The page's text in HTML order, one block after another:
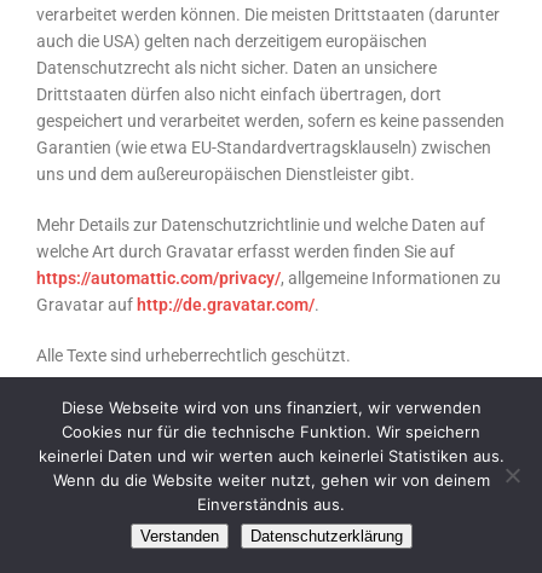
verarbeitet werden können. Die meisten Drittstaaten (darunter
auch die USA) gelten nach derzeitigem europäischen
Datenschutzrecht als nicht sicher. Daten an unsichere
Drittstaaten dürfen also nicht einfach übertragen, dort
gespeichert und verarbeitet werden, sofern es keine passenden
Garantien (wie etwa EU-Standardvertragsklauseln) zwischen
uns und dem außereuropäischen Dienstleister gibt.
Mehr Details zur Datenschutzrichtlinie und welche Daten auf
welche Art durch Gravatar erfasst werden finden Sie auf
https://automattic.com/privacy/, allgemeine Informationen zu
Gravatar auf http://de.gravatar.com/.
Alle Texte sind urheberrechtlich geschützt.
Quelle: Erstellt mit demDatenschutz Generatorvon AdSimple
NEUESTE BEITRÄGE
Brand einer Landwirtschaftlichen Maschine in Krumbach
Diese Webseite wird von uns finanziert, wir verwenden
Cookies nur für die technische Funktion. Wir speichern
keinerlei Daten und wir werten auch keinerlei Statistiken aus.
Wenn du die Website weiter nutzt, gehen wir von deinem
Einverständnis aus.
Verstanden Datenschutzerklärung